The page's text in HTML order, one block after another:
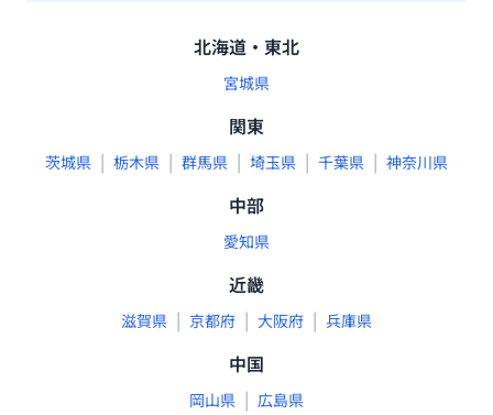
北海道・東北
宮城県
関東
茨城県 | 栃木県 | 群馬県 | 埼玉県 | 千葉県 | 神奈川県
中部
愛知県
近畿
滋賀県 | 京都府 | 大阪府 | 兵庫県
中国
岡山県 | 広島県